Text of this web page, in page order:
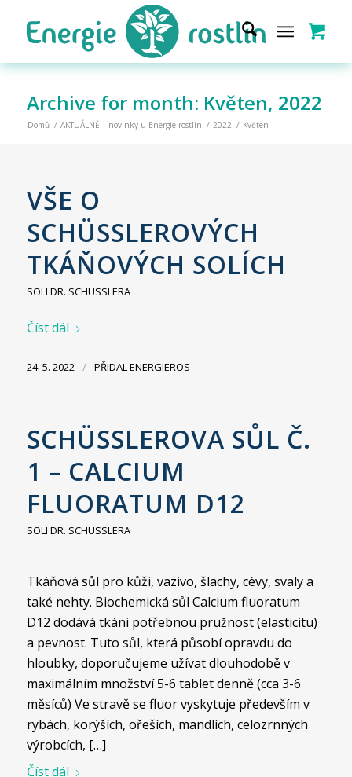
Archive for month: Květen, 2022
Domů / AKTUÁLNĚ – novinky u Energie rostlin / 2022 / Květen
VŠE O
SCHÜSSLEROVÝCH
TKÁŇOVÝCH SOLÍCH
SOLI DR. SCHUSSLERA
Číst dál
24. 5. 2022 / PŘIDALENERGIEROS
SCHÜSSLEROVA SŮL Č.
1 – CALCIUM
FLUORATUM D12
SOLI DR. SCHUSSLERA
Tkáňová sůl pro kůži, vazivo, šlachy, cévy, svaly a
také nehty. Biochemická sůl Calcium fluoratum
D12 dodává tkáni potřebnou pružnost (elasticitu)
a pevnost. Tuto sůl, která působí opravdu do
hloubky, doporučujeme užívat dlouhodobě v
maximálním množství 5-6 tablet denně (cca 3-6
měsíců) Ve stravě se fluor vyskytuje především v
rybách, korýších, ořeších, mandlích, celozrnných
výrobcích, […]
Číst dál